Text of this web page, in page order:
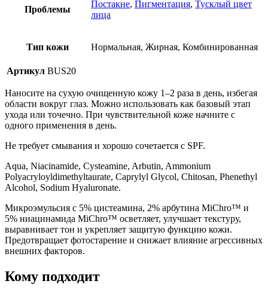
Проблемы
Постакне, Пигментация, Тусклый цвет
лица
Тип кожи Нормальная, Жирная, Комбинированная
Артикул BUS20
Наносите на сухую очищенную кожу 1–2 раза в день, избегая
области вокруг глаз. Можно использовать как базовый этап
ухода или точечно. При чувствительной коже начните с
одного применения в день.
Не требует смывания и хорошо сочетается с SPF.
Aqua, Niacinamide, Cysteamine, Arbutin, Ammonium
Polyacryloyldimethyltaurate, Caprylyl Glycol, Chitosan, Phenethyl
Alcohol, Sodium Hyaluronate.
Микроэмульсия с 5% цистеамина, 2% арбутина MiChro™ и
5% ниацинамида MiChro™ осветляет, улучшает текстуру,
выравнивает тон и укрепляет защитую функцию кожи.
Предотвращает фотостарение и снижает влияние агрессивных
внешних факторов.
Кому подходит